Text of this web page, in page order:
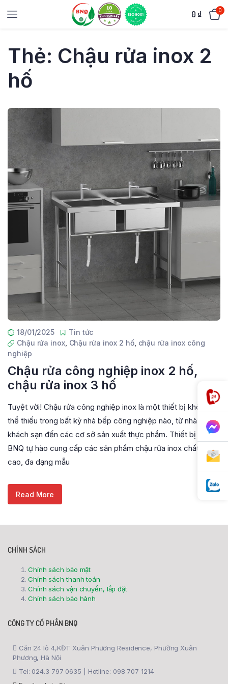
0 ₫ 0
Thẻ: Chậu rửa inox 2
hố
18/01/2025
Tin tức
Chậu rửa inox, Chậu rửa inox 2 hố, chậu rửa inox công
nghiệp
Chậu rửa công nghiệp inox 2 hố,
chậu rửa inox 3 hố
Tuyệt vời! Chậu rửa công nghiệp inox là một thiết bị không
thể thiếu trong bất kỳ nhà bếp công nghiệp nào, từ nhà hàng,
khách sạn đến các cơ sở sản xuất thực phẩm. Thiết bị bếp
BNQ tự hào cung cấp các sản phẩm chậu rửa inox chất lượng
cao, đa dạng mẫu
Read More
CHÍNH SÁCH
Chính sách bảo mật
Chính sách thanh toán
Chính sách vận chuyển, lắp đặt
Chính sách bảo hành
CÔNG TY CỔ PHẦN BNQ
Căn 24 lô 4,KĐT Xuân Phương Residence, Phường Xuân
Phương, Hà Nội
Tel: 024.3 797 0635 | Hotline: 098 707 1214